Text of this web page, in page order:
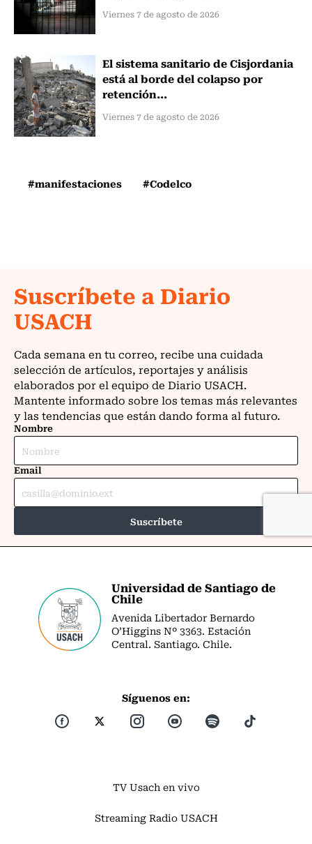
Viernes 7 de agosto de 2026
El sistema sanitario de Cisjordania
está al borde del colapso por
retención...
Viernes 7 de agosto de 2026
#manifestaciones #Codelco
Universidad de Santiago de
Chile
Avenida Libertador Bernardo
O’Higgins Nº 3363. Estación
Central. Santiago. Chile.
Síguenos en:
TV Usach en vivo
Streaming Radio USACH